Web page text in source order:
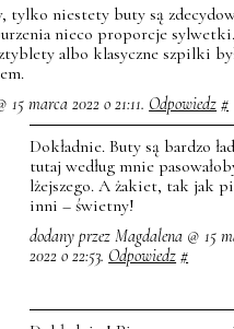
tylko niestety buty są
nieco proporcje sylwetki.
albo klasyczne szpilki
marca 2022 o 21:11. Odpowiedz #
Dokładnie. Buty są bardzo
tutaj według mnie
lżejszego. A żakiet, tak jak
inni – świetny!
dodany przez Magdalena @ 15
2022 o 22:53. Odpowiedz #